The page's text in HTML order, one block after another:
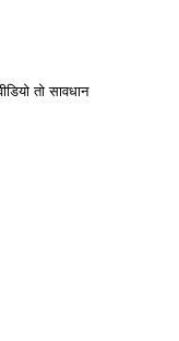
तो सावधान